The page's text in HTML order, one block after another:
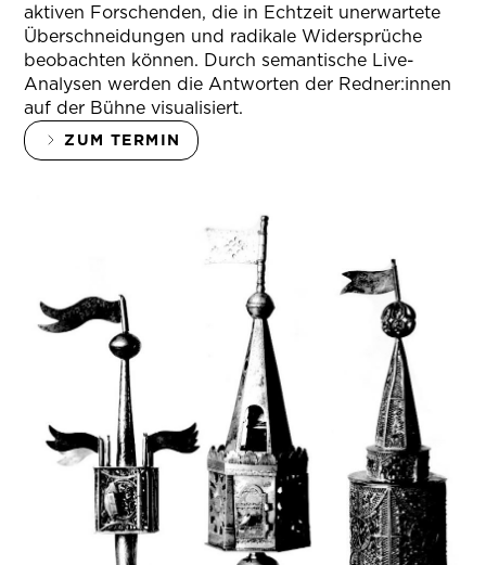
aktiven Forschenden, die in Echtzeit unerwartete
Überschneidungen und radikale Widersprüche
beobachten können. Durch semantische Live-
Analysen werden die Antworten der Redner:innen
auf der Bühne visualisiert.
ZUM TERMIN